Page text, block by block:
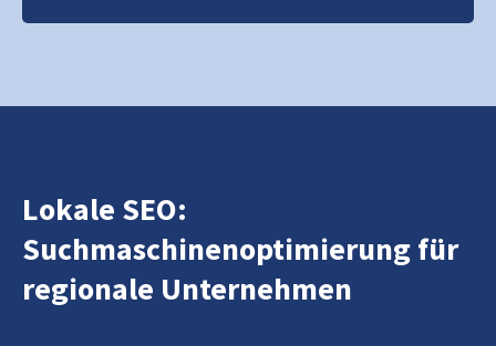
Lokale SEO:
Suchmaschinenoptimierung für
regionale Unternehmen